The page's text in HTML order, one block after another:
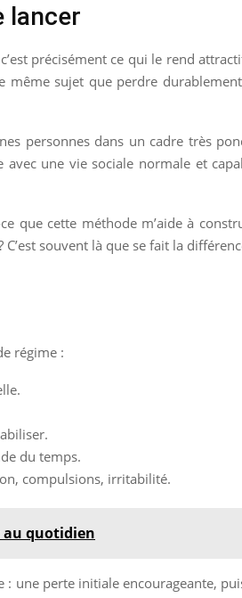
lancer
précisément ce qui le rend
même sujet que perdre
personnes dans un cadre très
une vie sociale normale et
que cette méthode m’aide à
C’est souvent là que se fait la
régime :
du temps.
compulsions, irritabilité.
au quotidien
une perte initiale encourageante,